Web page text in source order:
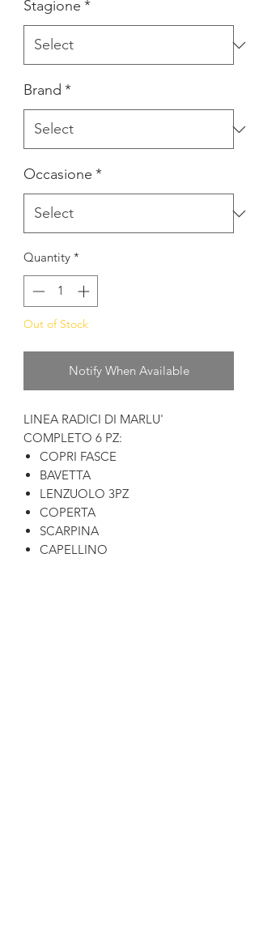
Stagione *
Brand *
Occasione *
Quantity *
Out of Stock
Notify When Available
LINEA RADICI DI MARLU'
COMPLETO 6 PZ:
COPRI FASCE
BAVETTA
LENZUOLO 3PZ
COPERTA
SCARPINA
CAPELLINO